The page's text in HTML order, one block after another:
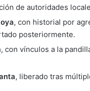
de autoridades
, con historial por
posteriormente.
, con vínculos a la
, liberado tras